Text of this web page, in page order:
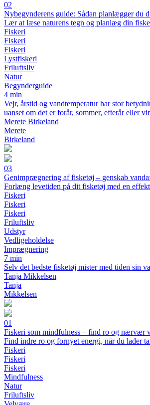
02
Nybegynderens guide: Sådan planlægger du
Lær at læse naturens tegn og planlæg din
Fiskeri
Fiskeri
Fiskeri
Lystfiskeri
Friluftsliv
Natur
Begynderguide
4 min
Vejr, årstid og vandtemperatur har stor
uanset om det er forår, sommer, efterår eller
Merete Birkeland
Merete
Birkeland
03
Genimprægnering af fisketøj – genskab
Forlæng levetiden på dit fisketøj med en
Fiskeri
Fiskeri
Fiskeri
Friluftsliv
Udstyr
Vedligeholdelse
Imprægnering
7 min
Selv det bedste fisketøj mister med tiden sin
Tanja Mikkelsen
Tanja
Mikkelsen
01
Fiskeri som mindfulness – find ro og nærvær
Find indre ro og fornyet energi, når du lader
Fiskeri
Fiskeri
Fiskeri
Mindfulness
Natur
Friluftsliv